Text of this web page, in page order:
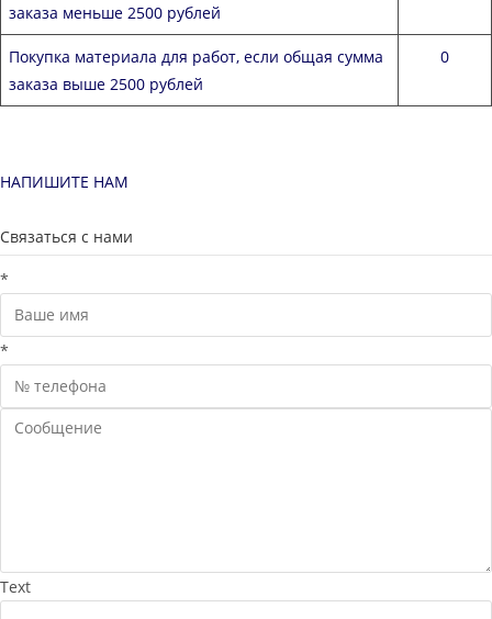
заказа меньше 2500 рублей
Покупка материала для работ, если общая сумма
заказа выше 2500 рублей
0
НАПИШИТЕ НАМ
Связаться с нами
*
*
Text